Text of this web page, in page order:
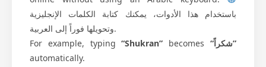
باستخدام هذا الأدوات، يمكنك كتابة الكلمات الإنجليزية
وتحويلها فوراً إلى العربية.
For example, typing“Shukran” becomes
“شكراً”
automatically.